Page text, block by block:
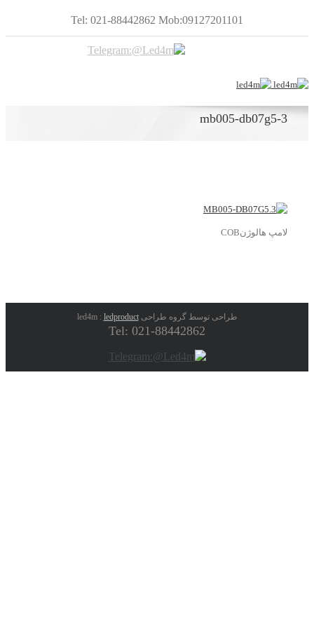
Tel: 021-88442862 Mob:09127201101
mb005-db07g5-3
لامپ هالوژنCOB
طراحی توسط گروه طراحی led4m :ledproduct
Tel: 021-88442862